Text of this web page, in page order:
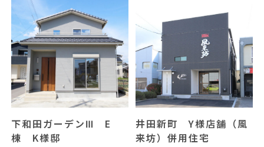
下和田ガーデンⅢ E
棟 K様邸
井田新町 Y様店舗（風
来坊）併用住宅